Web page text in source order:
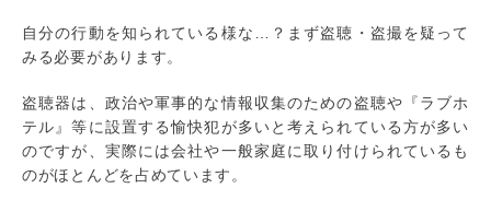
自分の行動を知られている様な…？まず盗聴・盗撮を疑って
みる必要があります。
盗聴器は、政治や軍事的な情報収集のための盗聴や『ラブホ
テル』等に設置する愉快犯が多いと考えられている方が多い
のですが、実際には会社や一般家庭に取り付けられているも
のがほとんどを占めています。